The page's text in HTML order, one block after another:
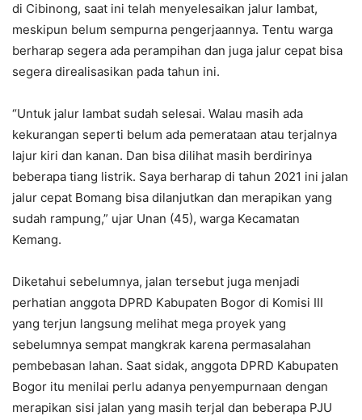
di Cibinong, saat ini telah menyelesaikan jalur lambat,
meskipun belum sempurna pengerjaannya. Tentu warga
berharap segera ada perampihan dan juga jalur cepat bisa
segera direalisasikan pada tahun ini.
“Untuk jalur lambat sudah selesai. Walau masih ada
kekurangan seperti belum ada pemerataan atau terjalnya
lajur kiri dan kanan. Dan bisa dilihat masih berdirinya
beberapa tiang listrik. Saya berharap di tahun 2021 ini jalan
jalur cepat Bomang bisa dilanjutkan dan merapikan yang
sudah rampung,” ujar Unan (45), warga Kecamatan
Kemang.
Diketahui sebelumnya, jalan tersebut juga menjadi
perhatian anggota DPRD Kabupaten Bogor di Komisi III
yang terjun langsung melihat mega proyek yang
sebelumnya sempat mangkrak karena permasalahan
pembebasan lahan. Saat sidak, anggota DPRD Kabupaten
Bogor itu menilai perlu adanya penyempurnaan dengan
merapikan sisi jalan yang masih terjal dan beberapa PJU